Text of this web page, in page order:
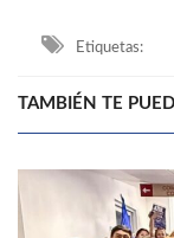
Etiquetas:
TAMBIÉN TE